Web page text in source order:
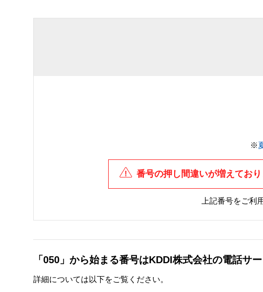
※
番号の押し間違いが増えてお
上記番号をご利
「050」から始まる番号はKDDI株式会社の電話サ
詳細については以下をご覧ください。